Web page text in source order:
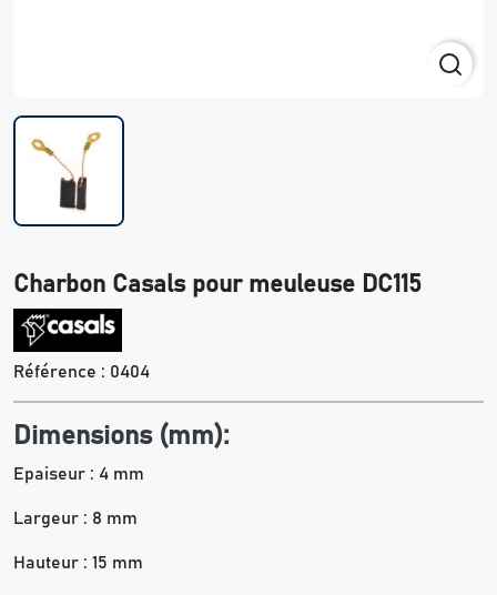
Charbon Casals pour meuleuse DC115
Référence : 0404
Dimensions (mm):
Epaiseur : 4 mm
Largeur : 8 mm
Hauteur : 15 mm